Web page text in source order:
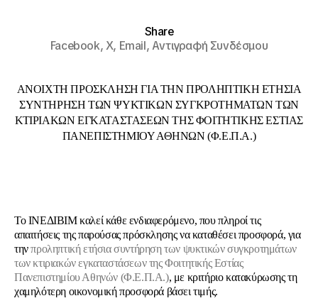
Share
Facebook,X, Email,Αντιγραφή Συνδέσμου
ΑΝΟΙΧΤΗ ΠΡΟΣΚΛΗΣΗ ΓΙΑ ΤΗΝ ΠΡΟΛΗΠΤΙΚΗ ΕΤΗΣΙΑ
ΣΥΝΤΗΡΗΣΗ ΤΩΝ ΨΥΚΤΙΚΩΝ ΣΥΓΚΡΟΤΗΜΑΤΩΝ ΤΩΝ
ΚΤΙΡΙΑΚΩΝ ΕΓΚΑΤΑΣΤΑΣΕΩΝ ΤΗΣ ΦΟΙΤΗΤΙΚΗΣ ΕΣΤΙΑΣ
ΠΑΝΕΠΙΣΤΗΜΙΟΥ ΑΘΗΝΩΝ (Φ.Ε.Π.Α.)
Το ΙΝΕΔΙΒΙΜ καλεί κάθε ενδιαφερόμενο, που πληροί τις
απαιτήσεις της παρούσας πρόσκλησης να καταθέσει προσφορά, για
τηνπροληπτική ετήσια συντήρηση των ψυκτικών συγκροτημάτων
των κτιριακών εγκαταστάσεων της Φοιτητικής Εστίας
Πανεπιστημίου Αθηνών (Φ.Ε.Π.Α.), με κριτήριο κατακύρωσης τη
χαμηλότερη οικονομική προσφορά βάσει τιμής.